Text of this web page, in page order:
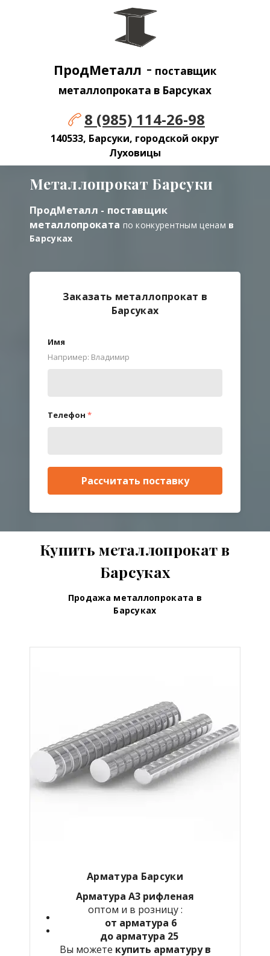
ПродМеталл - поставщик
металлопроката в Барсуках
8 (985) 114-26-98
140533, Барсуки, городской округ
Луховицы
Металлопрокат Барсуки
ПродМеталл - поставщик
металлопроката по конкурентным ценам в
Барсуках
Заказать металлопрокат в
Барсуках
Имя
Например: Владимир
Телефон *
Рассчитать поставку
Купить металлопрокат в
Барсуках
Продажа металлопроката в
Барсуках
Арматура Барсуки
Арматура А3 рифленая
оптом и в розницу :
от арматура 6
до арматура 25
Вы можете купить арматуру в